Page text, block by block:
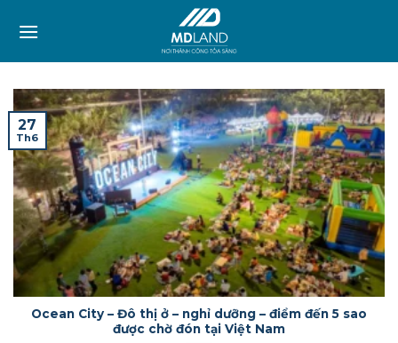
Ocean City – Đô thị ở – nghỉ dưỡng – điểm đến 5 sao
được chờ đón tại Việt Nam
27
Th6